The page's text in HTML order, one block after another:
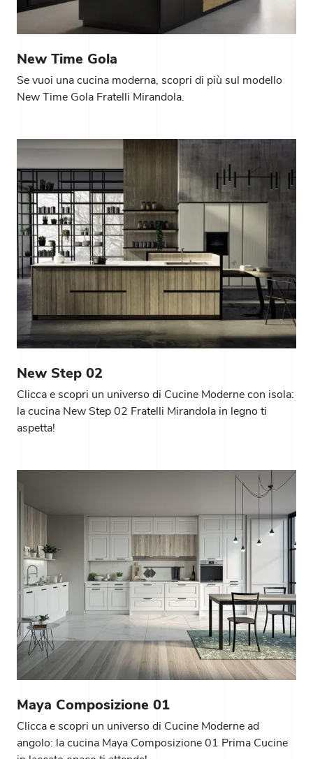
New Time Gola
Se vuoi una cucina moderna, scopri di più sul modello
New Time Gola Fratelli Mirandola.
New Step 02
Clicca e scopri un universo di Cucine Moderne con isola:
la cucina New Step 02 Fratelli Mirandola in legno ti
aspetta!
Maya Composizione 01
Clicca e scopri un universo di Cucine Moderne ad
angolo: la cucina Maya Composizione 01 Prima Cucine